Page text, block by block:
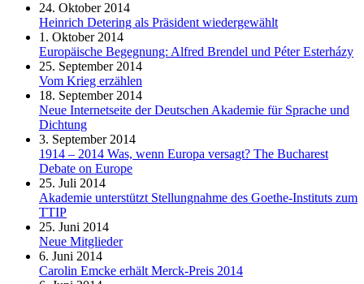
24. Oktober 2014
Heinrich Detering als Präsident wiedergewählt
1. Oktober 2014
Europäische Begegnung: Alfred Brendel und Péter Esterházy
25. September 2014
Vom Krieg erzählen
18. September 2014
Neue Internetseite der Deutschen Akademie für Sprache und
Dichtung
3. September 2014
1914 – 2014 Was, wenn Europa versagt? The Bucharest
Debate on Europe
25. Juli 2014
Akademie unterstützt Stellungnahme des Goethe-Instituts zum
TTIP
25. Juni 2014
Neue Mitglieder
6. Juni 2014
Carolin Emcke erhält Merck-Preis 2014